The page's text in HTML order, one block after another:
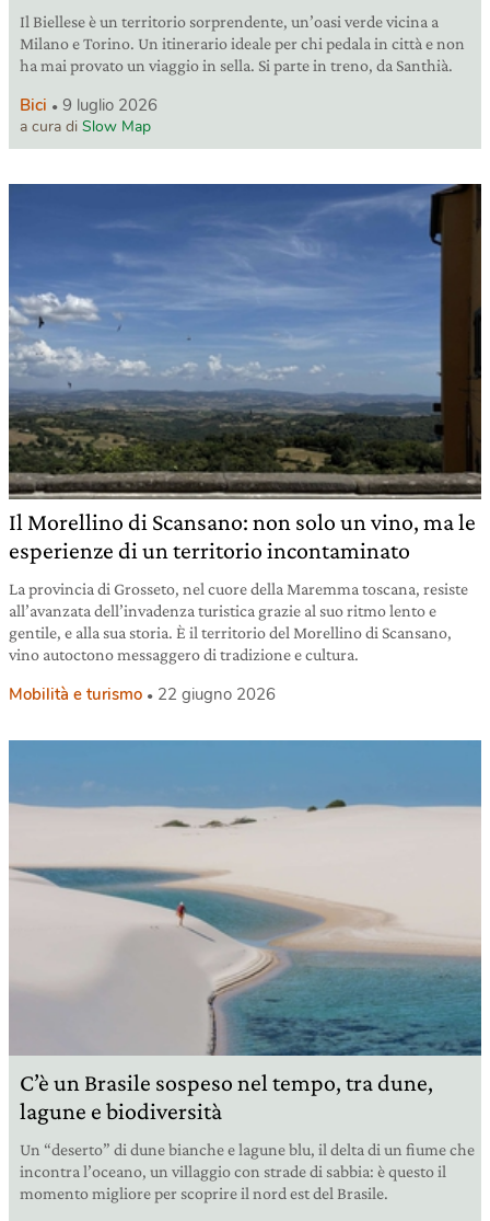
Il Biellese è un territorio sorprendente, un’oasi verde vicina a
Milano e Torino. Un itinerario ideale per chi pedala in città e non
ha mai provato un viaggio in sella. Si parte in treno, da Santhià.
Bici 9 luglio 2026
a cura di Slow Map
Il Morellino di Scansano: non solo un vino, ma le
esperienze di un territorio incontaminato
La provincia di Grosseto, nel cuore della Maremma toscana, resiste
all’avanzata dell’invadenza turistica grazie al suo ritmo lento e
gentile, e alla sua storia. È il territorio del Morellino di Scansano,
vino autoctono messaggero di tradizione e cultura.
Mobilità e turismo 22 giugno 2026
C’è un Brasile sospeso nel tempo, tra dune,
lagune e biodiversità
Un “deserto” di dune bianche e lagune blu, il delta di un fiume che
incontra l’oceano, un villaggio con strade di sabbia: è questo il
momento migliore per scoprire il nord est del Brasile.